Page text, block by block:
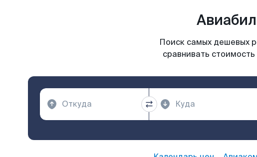
Поиск самых дешевых
сравнивать